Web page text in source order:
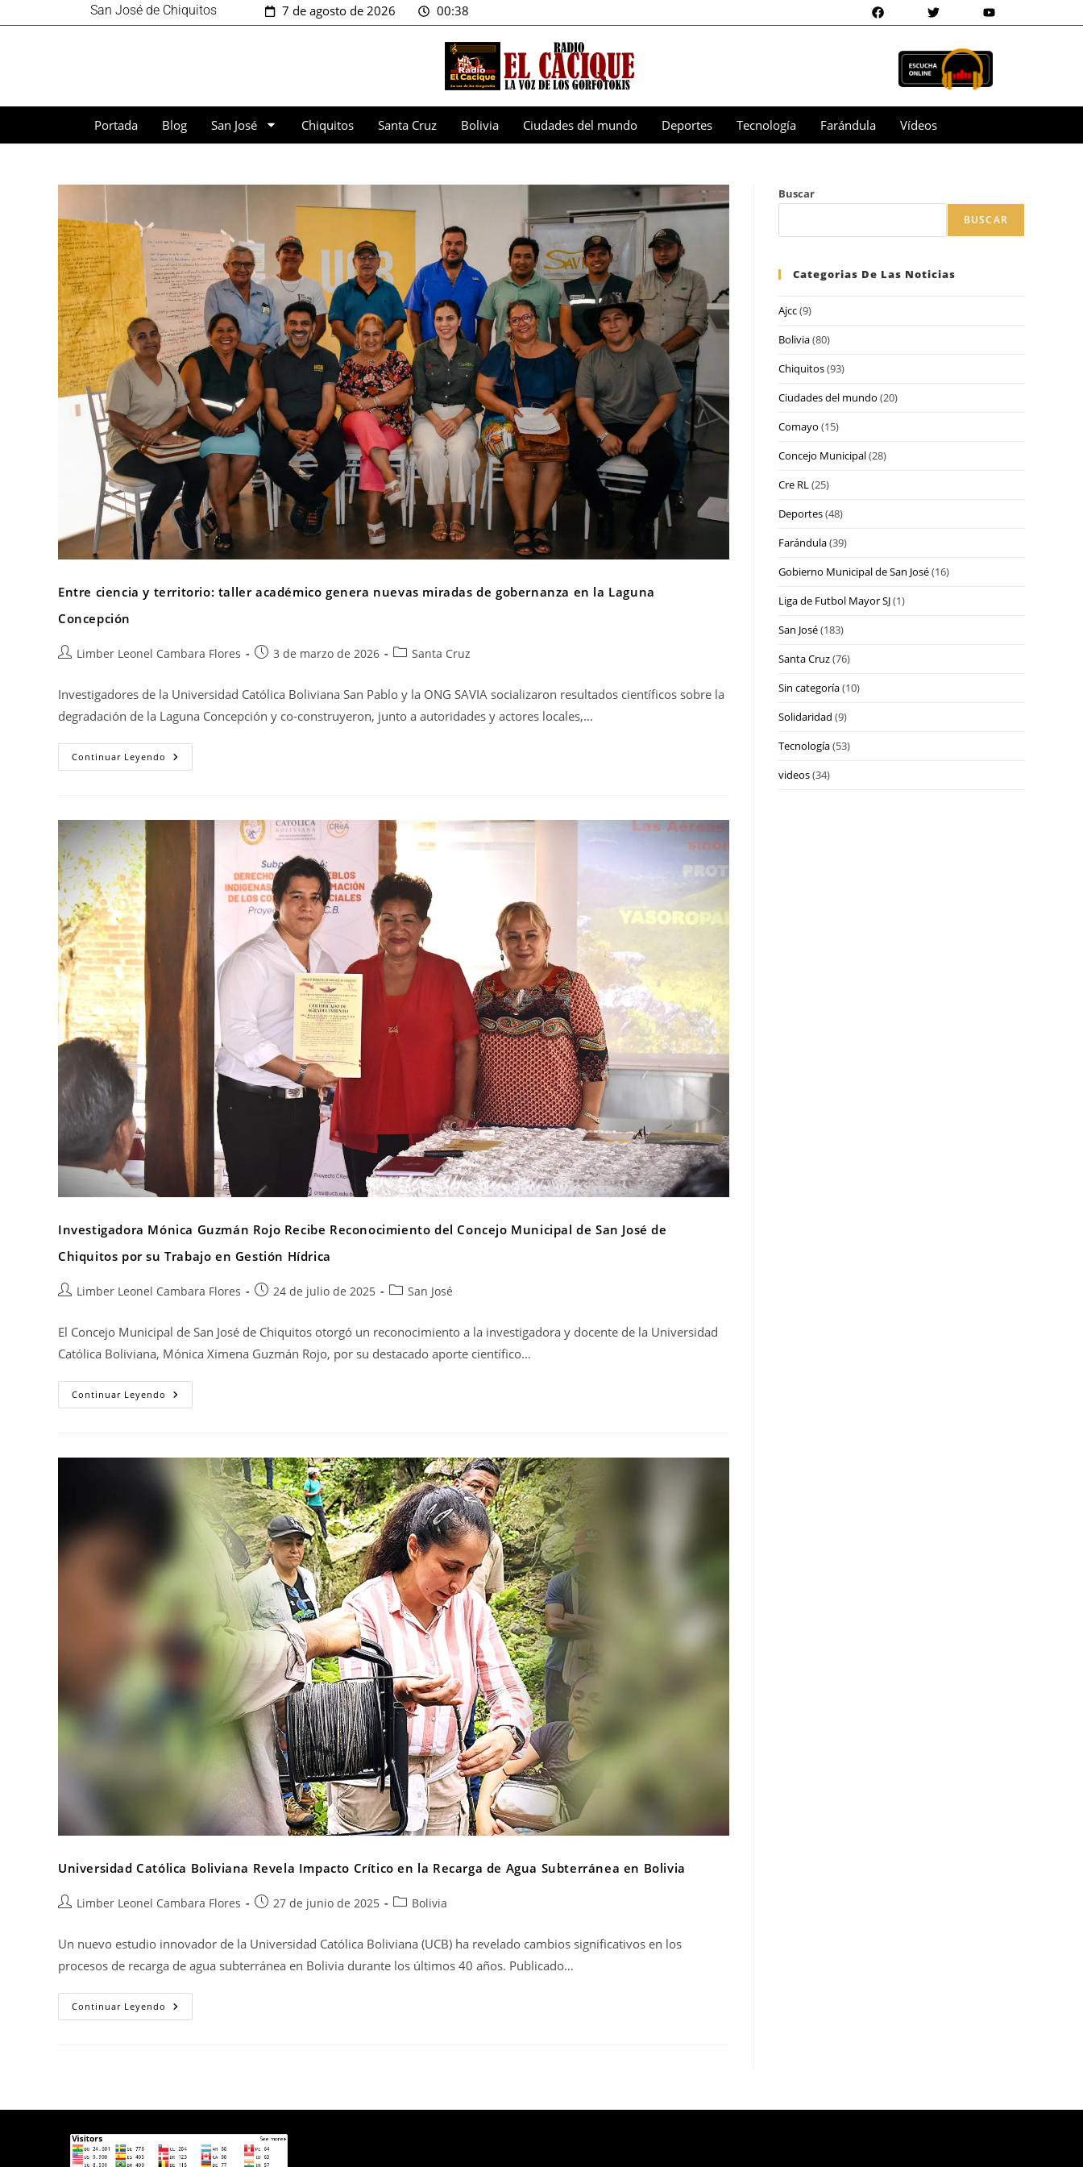
San José de Chiquitos 7 de agosto de 2026 00:38
Portada Blog San José Chiquitos Santa Cruz Bolivia Ciudades del mundo Deportes Tecnología Farándula Vídeos
Entre ciencia y territorio: taller académico genera nuevas miradas de gobernanza en la Laguna
Concepción
Limber Leonel Cambara Flores 3 de marzo de 2026 Santa Cruz
Investigadores de la Universidad Católica Boliviana San Pablo y la ONG SAVIA socializaron resultados científicos sobre la
degradación de la Laguna Concepción y co-construyeron, junto a autoridades y actores locales,…
Continuar Leyendo
Investigadora Mónica Guzmán Rojo Recibe Reconocimiento del Concejo Municipal de San José de
Chiquitos por su Trabajo en Gestión Hídrica
Limber Leonel Cambara Flores 24 de julio de 2025 San José
El Concejo Municipal de San José de Chiquitos otorgó un reconocimiento a la investigadora y docente de la Universidad
Católica Boliviana, Mónica Ximena Guzmán Rojo, por su destacado aporte científico…
Continuar Leyendo
Universidad Católica Boliviana Revela Impacto Crítico en la Recarga de Agua Subterránea en Bolivia
Limber Leonel Cambara Flores 27 de junio de 2025 Bolivia
Un nuevo estudio innovador de la Universidad Católica Boliviana (UCB) ha revelado cambios significativos en los
procesos de recarga de agua subterránea en Bolivia durante los últimos 40 años. Publicado…
Continuar Leyendo
Buscar
BUSCAR
Categorias De Las Noticias
Ajcc(9)
Bolivia(80)
Chiquitos(93)
Ciudades del mundo (20)
Comayo (15)
Concejo Municipal(28)
Cre RL(25)
Deportes(48)
Farándula(39)
Gobierno Municipal de San José(16)
Liga de Futbol Mayor SJ(1)
San José(183)
Santa Cruz(76)
Sin categoría(10)
Solidaridad (9)
Tecnología(53)
videos(34)